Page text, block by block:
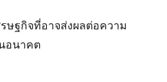
ษฐกิจที่อาจส่งผลต่อความ
อนาคต